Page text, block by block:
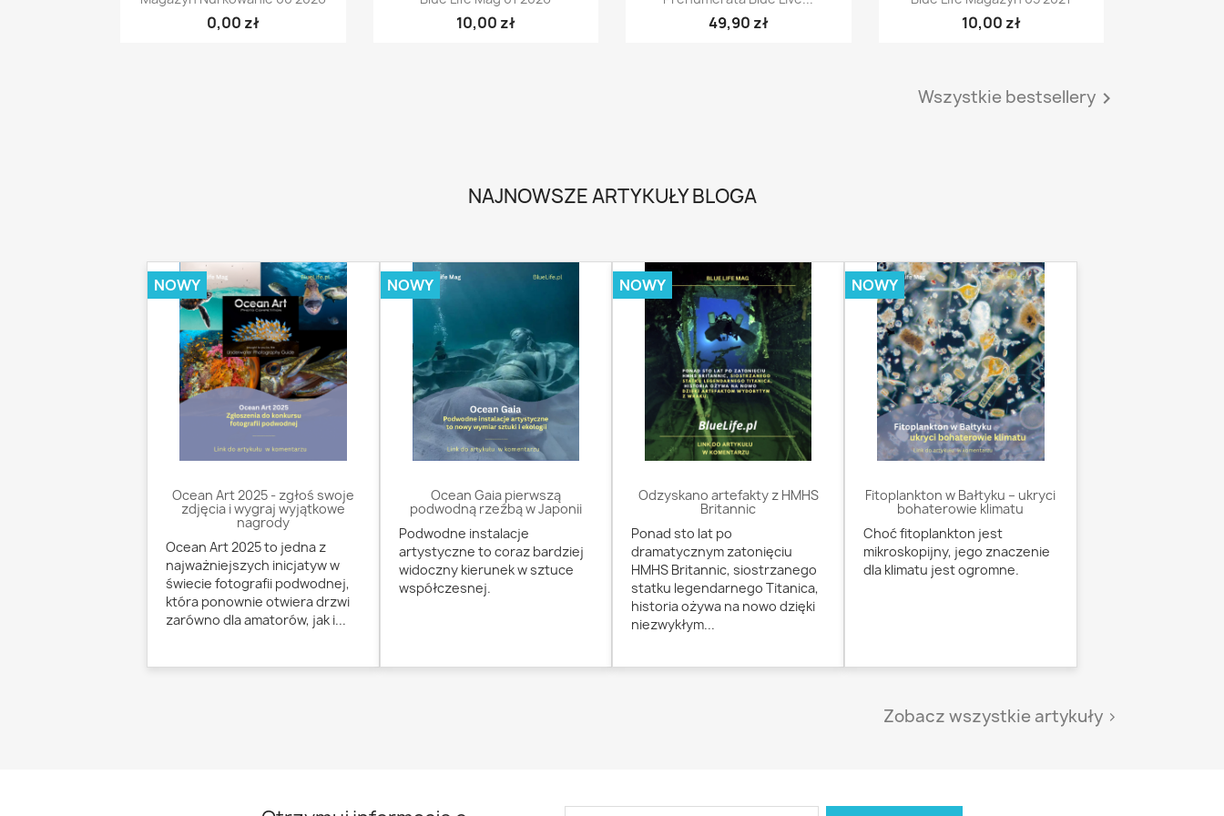
0,00 zł 10,00 zł 49,90 zł 10,00 zł
Wszystkie bestsellery 
NAJNOWSZE ARTYKUŁY BLOGA
NOWY
Ocean Art 2025 - zgłoś swoje
zdjęcia i wygraj wyjątkowe
nagrody
Ocean Art 2025 to jedna z
najważniejszych inicjatyw w
świecie fotografii podwodnej,
która ponownie otwiera drzwi
zarówno dla amatorów, jak i...
NOWY
Ocean Gaia pierwszą
podwodną rzeźbą w Japonii
Podwodne instalacje
artystyczne to coraz bardziej
widoczny kierunek w sztuce
współczesnej.
NOWY
Odzyskano artefakty z HMHS
Britannic
Ponad sto lat po
dramatycznym zatonięciu
HMHS Britannic, siostrzanego
statku legendarnego Titanica,
historia ożywa na nowo dzięki
niezwykłym...
NOWY
Fitoplankton w Bałtyku – ukryci
bohaterowie klimatu
Choć fitoplankton jest
mikroskopijny, jego znaczenie
dla klimatu jest ogromne.
Zobacz wszystkie artykuły >